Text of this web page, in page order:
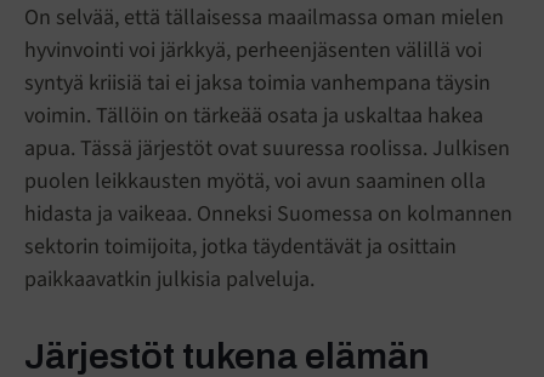
On selvää, että tällaisessa maailmassa oman mielen
hyvinvointi voi järkkyä, perheenjäsenten välillä voi
syntyä kriisiä tai ei jaksa toimia vanhempana täysin
voimin. Tällöin on tärkeää osata ja uskaltaa hakea
apua. Tässä järjestöt ovat suuressa roolissa. Julkisen
puolen leikkausten myötä, voi avun saaminen olla
hidasta ja vaikeaa. Onneksi Suomessa on kolmannen
sektorin toimijoita, jotka täydentävät ja osittain
paikkaavatkin julkisia palveluja.
Järjestöt tukena elämän